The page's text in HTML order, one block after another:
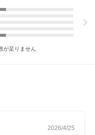
が足りません
2026/4/25